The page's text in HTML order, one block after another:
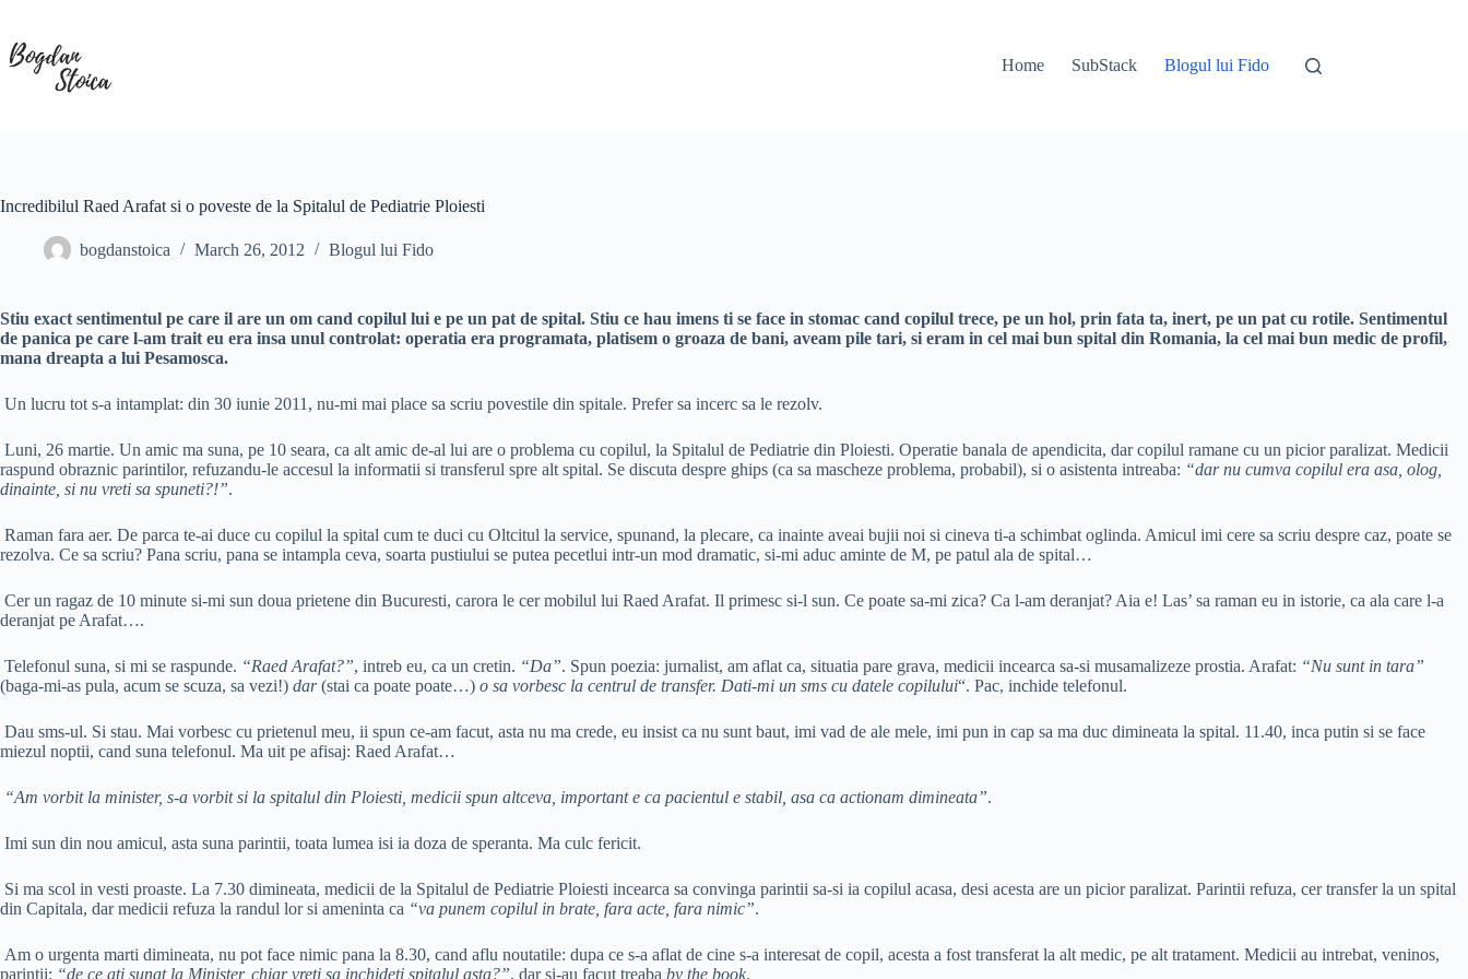
content
Home
SubStack Blogul lui Fido
Incredibilul Raed Arafat si o poveste de la Spitalul de Pediatrie Ploiesti
bogdanstoica March 26, 2012 Blogul lui Fido
Stiu exact sentimentul pe care il are un om cand copilul lui e pe un pat de spital. Stiu ce hau imens ti se face in stomac cand copilul trece, pe un hol, prin fata ta, inert, pe un pat cu rotile. Sentimentul
de panica pe care l-am trait eu era insa unul controlat: operatia era programata, platisem o groaza de bani, aveam pile tari, si eram in cel mai bun spital din Romania, la cel mai bun medic de profil,
mana dreapta a lui Pesamosca.
Un lucru tot s-a intamplat: din 30 iunie 2011, nu-mi mai place sa scriu povestile din spitale. Prefer sa incerc sa le rezolv.
Luni, 26 martie. Un amic ma suna, pe 10 seara, ca alt amic de-al lui are o problema cu copilul, la Spitalul de Pediatrie din Ploiesti. Operatie banala de apendicita, dar copilul ramane cu un picior paralizat. Medicii
raspund obraznic parintilor, refuzandu-le accesul la informatii si transferul spre alt spital. Se discuta despre ghips (ca sa mascheze problema, probabil), si o asistenta intreaba: “dar nu cumva copilul era asa, olog,
dinainte, si nu vreti sa spuneti?!”.
Raman fara aer. De parca te-ai duce cu copilul la spital cum te duci cu Oltcitul la service, spunand, la plecare, ca inainte aveai bujii noi si cineva ti-a schimbat oglinda. Amicul imi cere sa scriu despre caz, poate se
rezolva. Ce sa scriu? Pana scriu, pana se intampla ceva, soarta pustiului se putea pecetlui intr-un mod dramatic, si-mi aduc aminte de M, pe patul ala de spital…
Cer un ragaz de 10 minute si-mi sun doua prietene din Bucuresti, carora le cer mobilul lui Raed Arafat. Il primesc si-l sun. Ce poate sa-mi zica? Ca l-am deranjat? Aia e! Las’ sa raman eu in istorie, ca ala care l-a
deranjat pe Arafat….
Telefonul suna, si mi se raspunde. “Raed Arafat?”, intreb eu, ca un cretin. “Da”. Spun poezia: jurnalist, am aflat ca, situatia pare grava, medicii incearca sa-si musamalizeze prostia. Arafat: “Nu sunt in tara”
(baga-mi-as pula, acum se scuza, sa vezi!) dar(stai ca poate poate…) o sa vorbesc la centrul de transfer. Dati-mi un sms cu datele copilului“. Pac, inchide telefonul.
Dau sms-ul. Si stau. Mai vorbesc cu prietenul meu, ii spun ce-am facut, asta nu ma crede, eu insist ca nu sunt baut, imi vad de ale mele, imi pun in cap sa ma duc dimineata la spital. 11.40, inca putin si se face
miezul noptii, cand suna telefonul. Ma uit pe afisaj: Raed Arafat…
“Am vorbit la minister, s-a vorbit si la spitalul din Ploiesti, medicii spun altceva, important e ca pacientul e stabil, asa ca actionam dimineata”.
Imi sun din nou amicul, asta suna parintii, toata lumea isi ia doza de speranta. Ma culc fericit.
Si ma scol in vesti proaste. La 7.30 dimineata, medicii de la Spitalul de Pediatrie Ploiesti incearca sa convinga parintii sa-si ia copilul acasa, desi acesta are un picior paralizat. Parintii refuza, cer transfer la un spital
din Capitala, dar medicii refuza la randul lor si ameninta ca “va punem copilul in brate, fara acte, fara nimic”.
Am o urgenta marti dimineata, nu pot face nimic pana la 8.30, cand aflu noutatile: dupa ce s-a aflat de cine s-a interesat de copil, acesta a fost transferat la alt medic, pe alt tratament. Medicii au intrebat, veninos,
parintii: “de ce ati sunat la Minister, chiar vreti sa inchideti spitalul asta?”, dar si-au facut treaba by the book.